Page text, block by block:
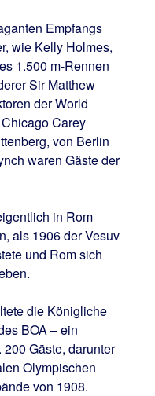
Empfangs
wie Kelly Holmes,
1.500 m-Rennen
Sir Matthew
der World
Carey
von Berlin
waren Gäste der
in Rom
als 1906 der Vesuv
und Rom sich
die Königliche
BOA – ein
Gäste, darunter
Olympischen
von 1908.